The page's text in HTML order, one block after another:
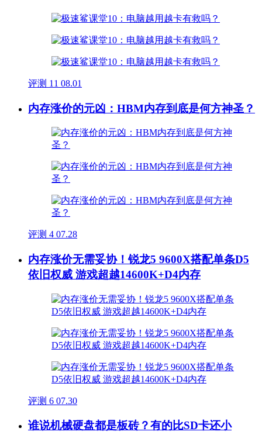
评测 11 08.01
内存涨价的元凶：HBM内存到底是何方神圣？
评测 4 07.28
内存涨价无需妥协！锐龙5 9600X搭配单条D5
依旧权威 游戏超越14600K+D4内存
评测 6 07.30
谁说机械硬盘都是板砖？有的比SD卡还小